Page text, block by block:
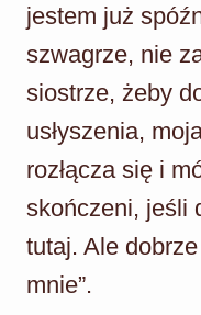
jestem już
szwagrze, nie
siostrze, żeby
usłyszenia,
rozłącza się i
skończeni, jeśli
tutaj. Ale
mnie”.